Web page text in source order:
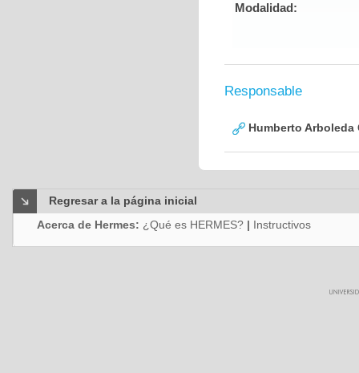
Modalidad:
Responsable
Humberto Arboleda
Regresar a la página inicial
Acerca de Hermes: ¿Qué es HERMES? | Instructivos